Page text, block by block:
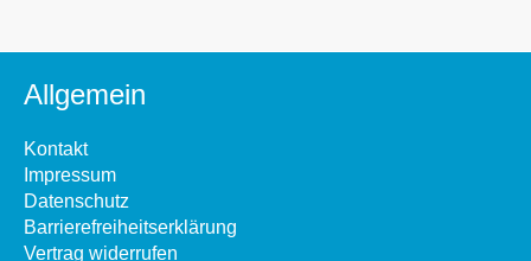
Allgemein
Kontakt
Impressum
Datenschutz
Barrierefreiheitserklärung
Vertrag widerrufen